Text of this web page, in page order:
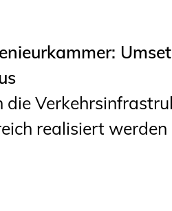
realisiert werden